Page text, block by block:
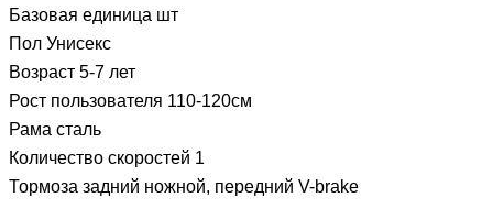
Базовая единица шт
Пол Унисекс
Возраст 5-7 лет
Рост пользователя 110-120см
Рама сталь
Количество скоростей 1
Тормоза задний ножной, передний V-brake